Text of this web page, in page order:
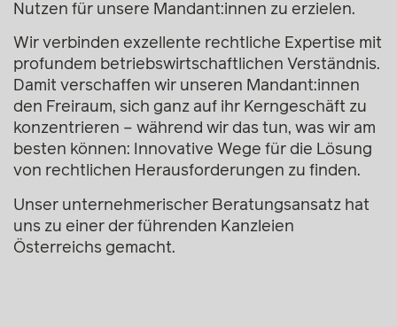
Nutzen für unsere Mandant:innen zu erzielen.
Wir verbinden exzellente rechtliche Expertise mit
profundem betriebswirtschaftlichen Verständnis.
Damit verschaffen wir unseren Mandant:innen
den Freiraum, sich ganz auf ihr Kerngeschäft zu
konzentrieren – während wir das tun, was wir am
besten können: Innovative Wege für die Lösung
von rechtlichen Herausforderungen zu finden.
Unser unternehmerischer Beratungsansatz hat
uns zu einer der führenden Kanzleien
Österreichs gemacht.